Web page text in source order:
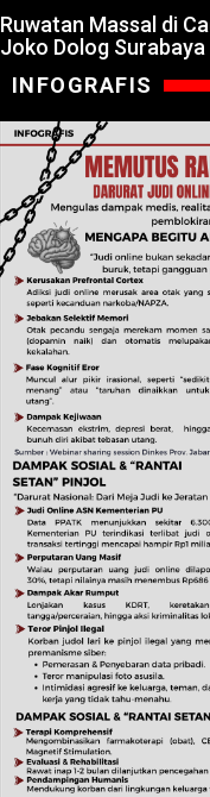
Ruwatan Massal di
Joko Dolog Surabaya
INFOGRAFIS